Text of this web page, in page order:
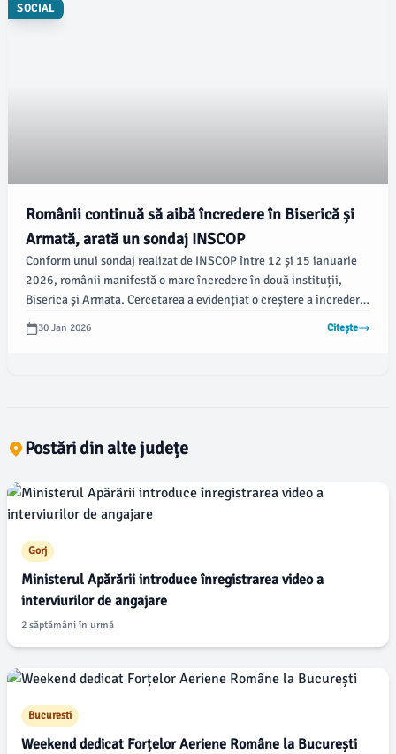
SOCIAL
Românii continuă să aibă încredere în Biserică și
Armată, arată un sondaj INSCOP
Conform unui sondaj realizat de INSCOP între 12 și 15 ianuarie
2026, românii manifestă o mare încredere în două instituții,
Biserica și Armata. Cercetarea a evidențiat o creștere a încrederii
față de Biserică și Poliție, în timp ce majoritatea celorlalte
instituții au înregistrat scăderi.
30 Jan 2026 Citește
Postări din alte județe
Gorj
Ministerul Apărării introduce înregistrarea video a
interviurilor de angajare
2 săptămâni în urmă
Bucuresti
Weekend dedicat Forțelor Aeriene Române la București